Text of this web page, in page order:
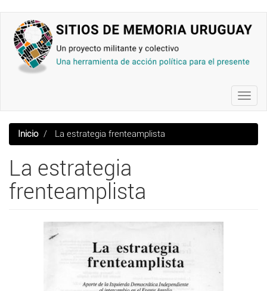
contenido
principal
Inicio La estrategia frenteamplista
La estrategia
frenteamplista